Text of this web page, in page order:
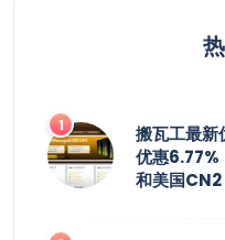
搬瓦工最新
优惠
和美国